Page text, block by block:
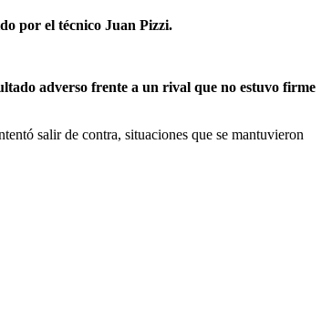
por el técnico Juan Pizzi.
adverso frente a un rival que no estuvo firme
salir de contra, situaciones que se mantuvieron